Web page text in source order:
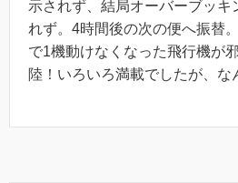
示されず、結局オーバーブッキ
れず。4時間後の次の便へ振替
で1機動けなくなった飛行機が
陸！いろいろ満載でしたが、な